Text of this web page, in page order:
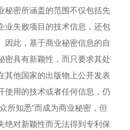
秘密所涵盖的范围不仅包括先
业失败项目的技术信息，还包
因此，基于商业秘密信息的自
密具有新颖性，而只要求其处
其他国家的出版物上公开发表
使用的技术或者任何信息，仍
所知悉”而成为商业秘密，但
绝对新颖性而无法得到专利保